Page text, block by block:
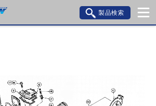
製品検索
準備しています。